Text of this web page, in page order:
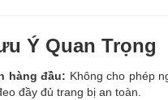
Ý Quan Trọng
hàng đầu: Không cho phép
đầy đủ trang bị an toàn.